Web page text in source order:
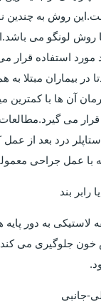
روش به چندین
روش لونگو می
مورد استفاده قرار
درمان آن ها با
می گیرد.مطالعات
درد بعد از
با عمل جراحی
رابر بند
به دور پایه
جلوگیری می کند و
جانبی